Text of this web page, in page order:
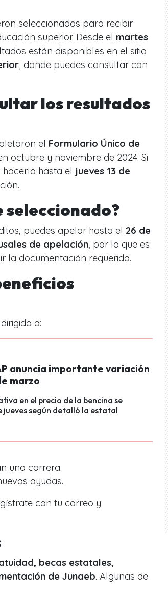
seleccionados para recibir
superior. Desde el martes
están disponibles en el sitio
, donde puedes consultar con
los resultados
el Formulario Único de
octubre y noviembre de 2024. Si
hasta el jueves 13 de
seleccionado?
puedes apelar hasta el 26 de
de apelación , por lo que es
la documentación requerida.
a:
anuncia importante variación
marzo
en el precio de la bencina se
según detalló la estatal
una carrera.
ayudas.
con tu correo y
becas estatales,
de Junaeb. Algunas de